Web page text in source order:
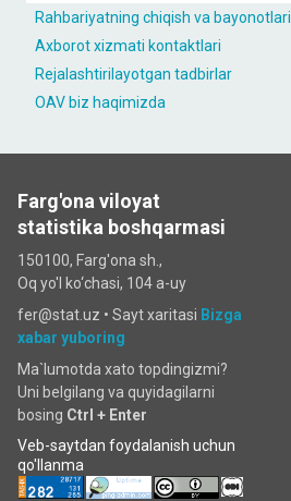
Rahbariyatning chiqish va bayonotlari
Axborot xizmati kontaktlari
Rejalashtirilayotgan tadbirlar
OAV biz haqimizda
Farg'ona viloyat
statistika boshqarmasi
150100, Farg'ona sh.,
Oq yo'l ko‘chаsi, 104 a-uy
fer@stat.uz • Sayt xaritasi Bizga
xabar yuboring
Ma`lumotda xato topdingizmi?
Uni belgilang va quyidagilarni
bosing Ctrl + Enter
Veb-saytdan foydalanish uchun
qo'llanma